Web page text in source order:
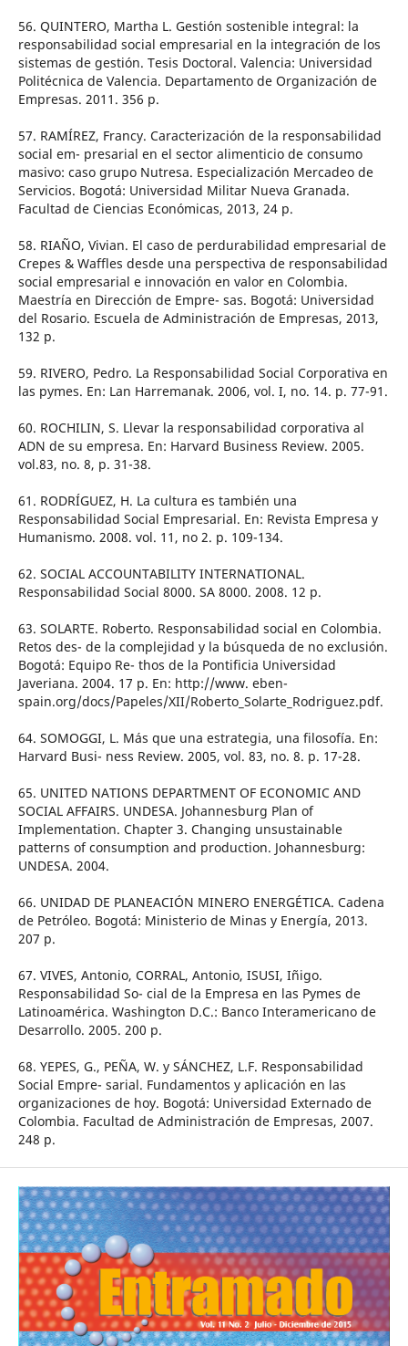
56. QUINTERO, Martha L. Gestión sostenible integral: la
responsabilidad social empresarial en la integración de los
sistemas de gestión. Tesis Doctoral. Valencia: Universidad
Politécnica de Valencia. Departamento de Organización de
Empresas. 2011. 356 p.
57. RAMÍREZ, Francy. Caracterización de la responsabilidad
social em- presarial en el sector alimenticio de consumo
masivo: caso grupo Nutresa. Especialización Mercadeo de
Servicios. Bogotá: Universidad Militar Nueva Granada.
Facultad de Ciencias Económicas, 2013, 24 p.
58. RIAÑO, Vivian. El caso de perdurabilidad empresarial de
Crepes & Waffles desde una perspectiva de responsabilidad
social empresarial e innovación en valor en Colombia.
Maestría en Dirección de Empre- sas. Bogotá: Universidad
del Rosario. Escuela de Administración de Empresas, 2013,
132 p.
59. RIVERO, Pedro. La Responsabilidad Social Corporativa en
las pymes. En: Lan Harremanak. 2006, vol. I, no. 14. p. 77-91.
60. ROCHILIN, S. Llevar la responsabilidad corporativa al
ADN de su empresa. En: Harvard Business Review. 2005.
vol.83, no. 8, p. 31-38.
61. RODRÍGUEZ, H. La cultura es también una
Responsabilidad Social Empresarial. En: Revista Empresa y
Humanismo. 2008. vol. 11, no 2. p. 109-134.
62. SOCIAL ACCOUNTABILITY INTERNATIONAL.
Responsabilidad Social 8000. SA 8000. 2008. 12 p.
63. SOLARTE. Roberto. Responsabilidad social en Colombia.
Retos des- de la complejidad y la búsqueda de no exclusión.
Bogotá: Equipo Re- thos de la Pontificia Universidad
Javeriana. 2004. 17 p. En: http://www. eben-
spain.org/docs/Papeles/XII/Roberto_Solarte_Rodriguez.pdf.
64. SOMOGGI, L. Más que una estrategia, una filosofía. En:
Harvard Busi- ness Review. 2005, vol. 83, no. 8. p. 17-28.
65. UNITED NATIONS DEPARTMENT OF ECONOMIC AND
SOCIAL AFFAIRS. UNDESA. Johannesburg Plan of
Implementation. Chapter 3. Changing unsustainable
patterns of consumption and production. Johannesburg:
UNDESA. 2004.
66. UNIDAD DE PLANEACIÓN MINERO ENERGÉTICA. Cadena
de Petróleo. Bogotá: Ministerio de Minas y Energía, 2013.
207 p.
67. VIVES, Antonio, CORRAL, Antonio, ISUSI, Iñigo.
Responsabilidad So- cial de la Empresa en las Pymes de
Latinoamérica. Washington D.C.: Banco Interamericano de
Desarrollo. 2005. 200 p.
68. YEPES, G., PEÑA, W. y SÁNCHEZ, L.F. Responsabilidad
Social Empre- sarial. Fundamentos y aplicación en las
organizaciones de hoy. Bogotá: Universidad Externado de
Colombia. Facultad de Administración de Empresas, 2007.
248 p.